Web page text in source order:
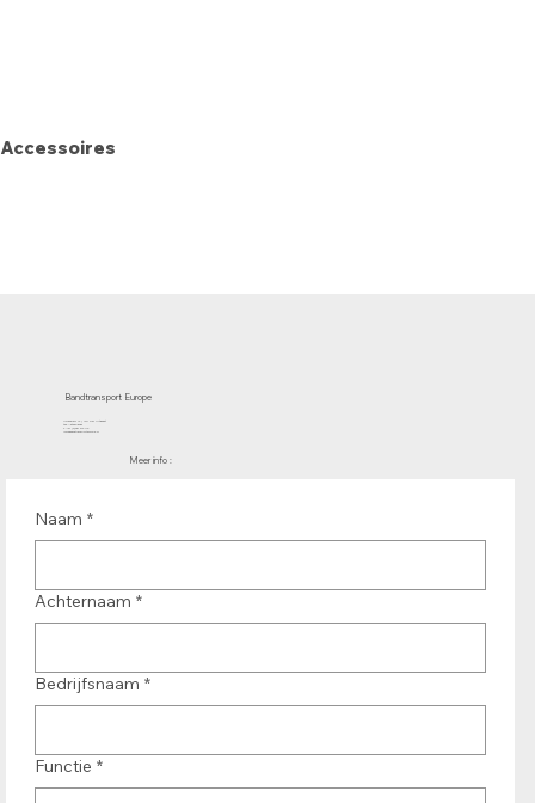
Accessoires
Bandtransport Europe
Molenwerf 12 | 1911 DB Uitgeest
the Netherlands
T.:+31 (0)251 319 119
info@bandtransporteurope.nl
Meer info :
Naam *
Achternaam *
Bedrijfsnaam *
Functie *